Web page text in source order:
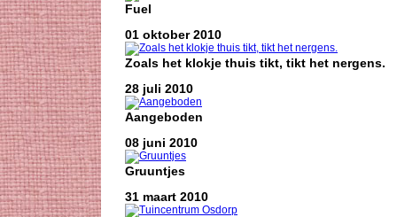
Fuel
01 oktober 2010
Zoals het klokje thuis tikt, tikt het nergens.
28 juli 2010
Aangeboden
08 juni 2010
Gruuntjes
31 maart 2010